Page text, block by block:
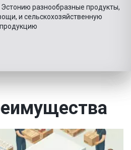
разнообразные продукты,
и сельскохозяйственную
продукцию